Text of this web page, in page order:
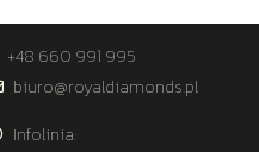
+48 660 991 995
biuro@royaldiamonds.pl
Infolinia: